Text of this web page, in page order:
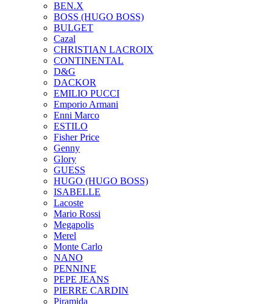
BEN.X
BOSS (HUGO BOSS)
BULGET
Cazal
CHRISTIAN LACROIX
CONTINENTAL
D&G
DACKOR
EMILIO PUCCI
Emporio Armani
Enni Marco
ESTILO
Fisher Price
Genny
Glory
GUESS
HUGO (HUGO BOSS)
ISABELLE
Lacoste
Mario Rossi
Megapolis
Merel
Monte Carlo
NANO
PENNINE
PEPE JEANS
PIERRE CARDIN
Piramida